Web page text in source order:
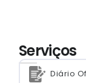
Serviços
Diário